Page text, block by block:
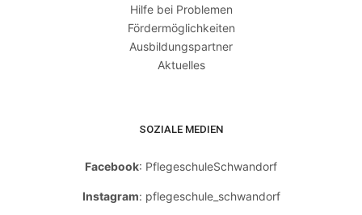
Hilfe bei Problemen
Fördermöglichkeiten
Ausbildungspartner
Aktuelles
SOZIALE MEDIEN
Facebook: PflegeschuleSchwandorf
Instagram: pflegeschule_schwandorf